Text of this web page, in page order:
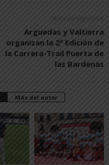
Artículo siguiente
Arguedas y Valtierra
organizan la 2ª Edición de
la Carrera-Trail Puerta de
las Bardenas
Más del autor